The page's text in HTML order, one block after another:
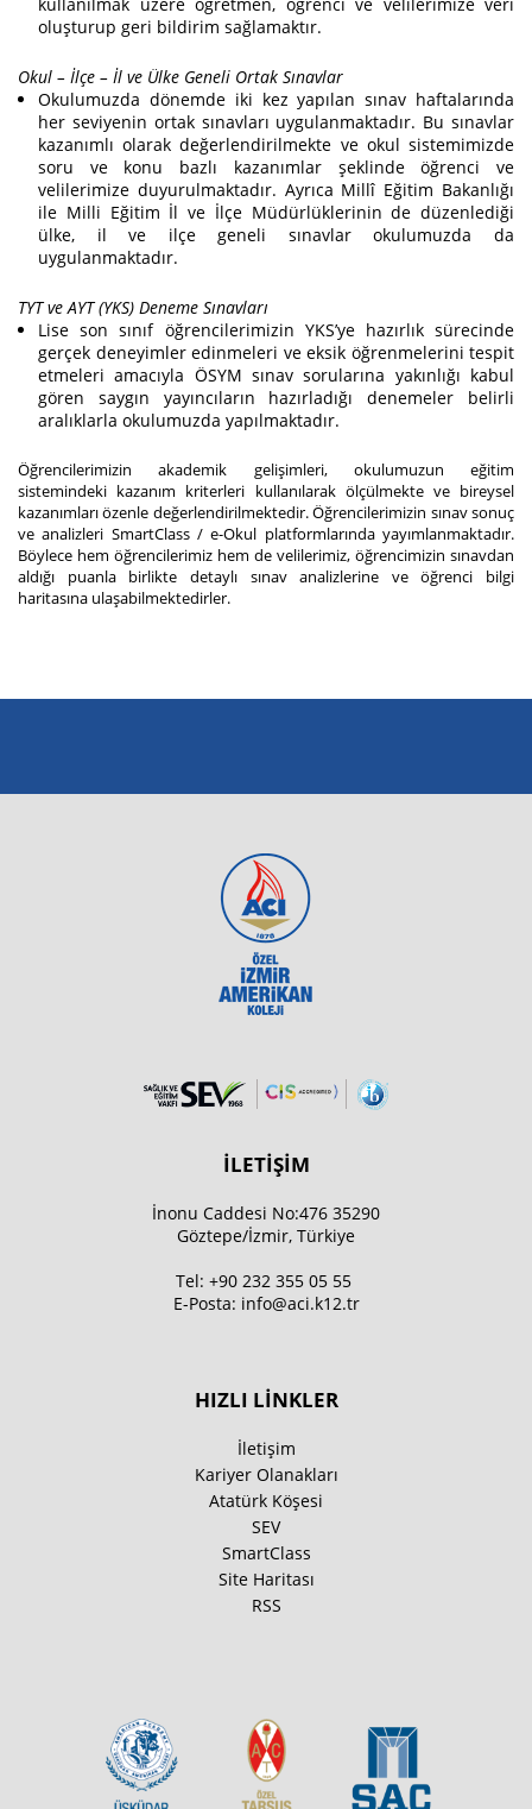
oluşturup geri bildirim sağlamaktır.
Okul – İlçe – İl ve Ülke Geneli Ortak Sınavlar
Okulumuzda dönemde iki kez yapılan sınav haftalarında
her seviyenin ortak sınavları uygulanmaktadır. Bu sınavlar
kazanımlı olarak değerlendirilmekte ve okul sistemimizde
soru ve konu bazlı kazanımlar şeklinde öğrenci ve
velilerimize duyurulmaktadır. Ayrıca Millî Eğitim Bakanlığı
ile Milli Eğitim İl ve İlçe Müdürlüklerinin de düzenlediği
ülke, il ve ilçe geneli sınavlar okulumuzda da
uygulanmaktadır.
TYT ve AYT (YKS) Deneme Sınavları
Lise son sınıf öğrencilerimizin YKS’ye hazırlık sürecinde
gerçek deneyimler edinmeleri ve eksik öğrenmelerini tespit
etmeleri amacıyla ÖSYM sınav sorularına yakınlığı kabul
gören saygın yayıncıların hazırladığı denemeler belirli
aralıklarla okulumuzda yapılmaktadır.
Öğrencilerimizin akademik gelişimleri, okulumuzun eğitim
sistemindeki kazanım kriterleri kullanılarak ölçülmekte ve bireysel
kazanımları özenle değerlendirilmektedir. Öğrencilerimizin sınav sonuç
ve analizleri SmartClass / e-Okul platformlarında yayımlanmaktadır.
Böylece hem öğrencilerimiz hem de velilerimiz, öğrencimizin sınavdan
aldığı puanla birlikte detaylı sınav analizlerine ve öğrenci bilgi
haritasına ulaşabilmektedirler.
İLETİŞİM
İnonu Caddesi No:476 35290
Göztepe/İzmir, Türkiye
Tel: +90 232 355 05 55
E-Posta: info@aci.k12.tr
HIZLI LİNKLER
İletişim
Kariyer Olanakları
Atatürk Köşesi
SEV
SmartClass
Site Haritası
RSS